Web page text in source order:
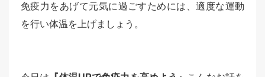
免疫力をあげて元気に過ごすためには、適度な運動
を行い体温を上げましょう。